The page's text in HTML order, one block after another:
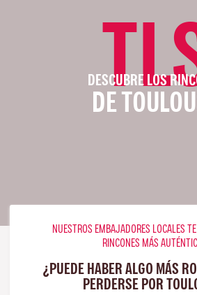
DESCUBRE LOS
DE
NUESTROS EMBAJADORES LOCALES
RINCONES MÁS
¿PUEDE HABER ALGO MÁS
PERDERSE POR